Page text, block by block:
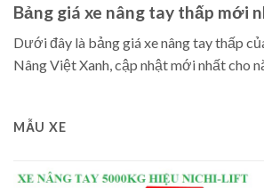
Bảng giá xe nâng tay thấp mới
Dưới đây là bảng giá xe nâng tay thấp
Nâng Việt Xanh, cập nhật mới nhất cho
MẪU XE